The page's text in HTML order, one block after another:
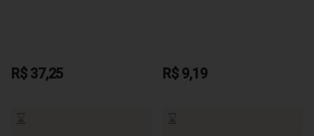
R$ 37,25 R$ 9,19